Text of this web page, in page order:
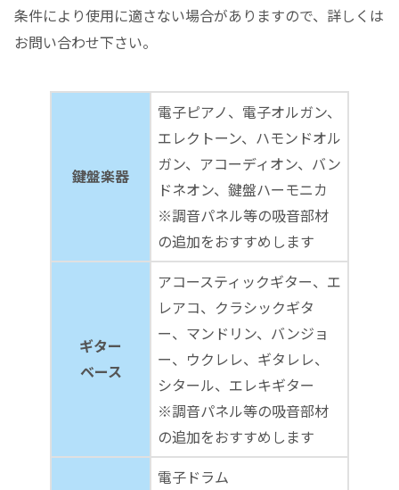
条件により使用に適さない場合がありますので、詳しくは
お問い合わせ下さい。
鍵盤楽器
電子ピアノ、電子オルガン、
エレクトーン、ハモンドオル
ガン、アコーディオン、バン
ドネオン、鍵盤ハーモニカ
※調音パネル等の吸音部材
の追加をおすすめします
ギター
ベース
アコースティックギター、エ
レアコ、クラシックギタ
ー、マンドリン、バンジョ
ー、ウクレレ、ギタレレ、
シタール、エレキギター
※調音パネル等の吸音部材
の追加をおすすめします
電子ドラム